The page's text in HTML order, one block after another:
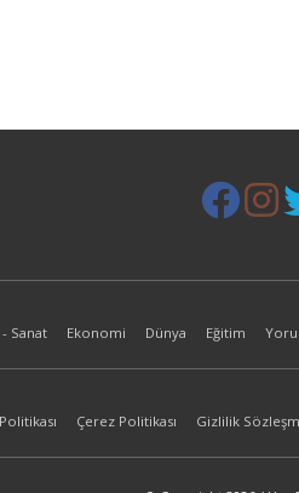
Sanat Ekonomi Dünya Eğitim
Çerez Politikası Gizlilik